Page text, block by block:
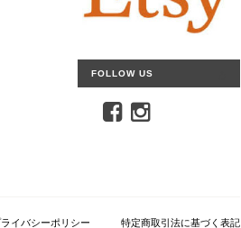
FOLLOW US
ライバシーポリシー 特定商取引法に基づく表記